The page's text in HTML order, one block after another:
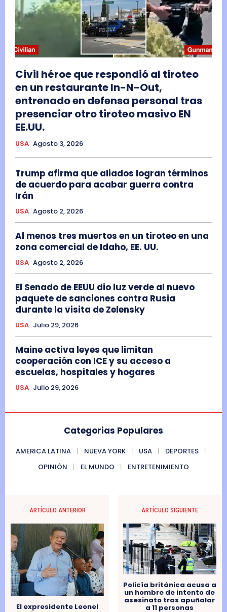
Civil héroe que respondió al tiroteo
en un restaurante In-N-Out,
entrenado en defensa personal tras
presenciar otro tiroteo masivo EN
EE.UU.
USA Agosto 3, 2026
Trump afirma que aliados logran términos
de acuerdo para acabar guerra contra
Irán
USA Agosto 2, 2026
Al menos tres muertos en un tiroteo en una
zona comercial de Idaho, EE. UU.
USA Agosto 2, 2026
El Senado de EEUU dio luz verde al nuevo
paquete de sanciones contra Rusia
durante la visita de Zelensky
USA Julio 29, 2026
Maine activa leyes que limitan
cooperación con ICE y su acceso a
escuelas, hospitales y hogares
USA Julio 29, 2026
Categorias Populares
AMERICA LATINA NUEVA YORK USA
DEPORTES
OPINIÓN
EL MUNDO ENTRETENIMIENTO
ARTÍCULO ANTERIOR
El expresidente Leonel
ARTÍCULO SIGUIENTE
Policía británica acusa a
un hombre de intento de
asesinato tras apuñalar
a 11 personas